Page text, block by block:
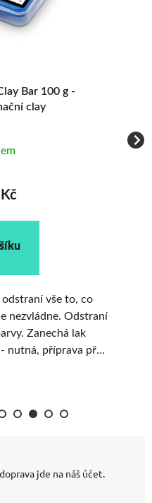
Bar 100 g -
clay
vše to, co
Odstraní
lak
jde na náš účet.